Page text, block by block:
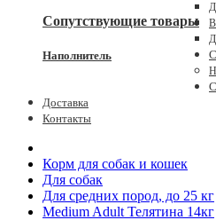
Сопутствующие товары
Наполнитель
Доставка
Контакты
Корм для собак и кошек
Для собак
Для средних пород, до 25 кг
Medium Adult Телятина 14кг